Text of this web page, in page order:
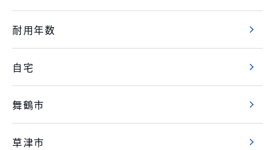
耐用年数
自宅
舞鶴市
草津市